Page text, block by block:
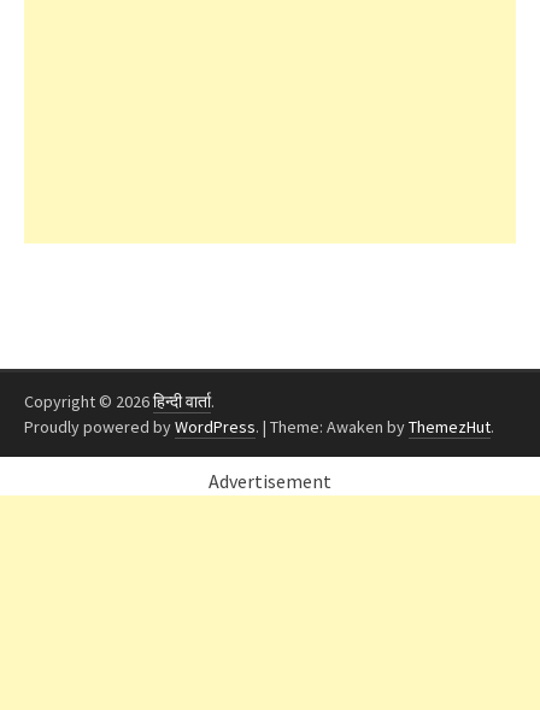
Copyright © 2026हिन्दी वार्ता.
Proudly powered byWordPress. | Theme: Awaken byThemezHut.
Advertisement